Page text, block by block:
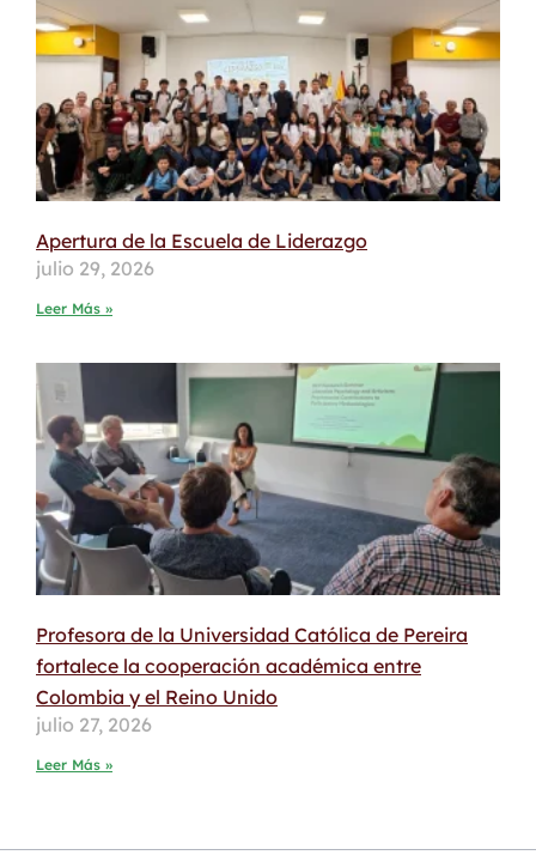
Apertura de la Escuela de Liderazgo
julio 29, 2026
Leer Más »
Profesora de la Universidad Católica de Pereira
fortalece la cooperación académica entre
Colombia y el Reino Unido
julio 27, 2026
Leer Más »